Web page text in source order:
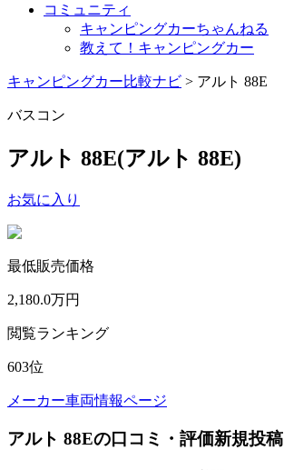
コミュニティ
キャンピングカーちゃんねる
教えて！キャンピングカー
キャンピングカー比較ナビ > アルト 88E
バスコン
アルト 88E(アルト 88E)
お気に入り
最低販売価格
2,180.0万円
閲覧ランキング
603位
メーカー車両情報ページ
アルト 88Eの口コミ・評価新規投稿